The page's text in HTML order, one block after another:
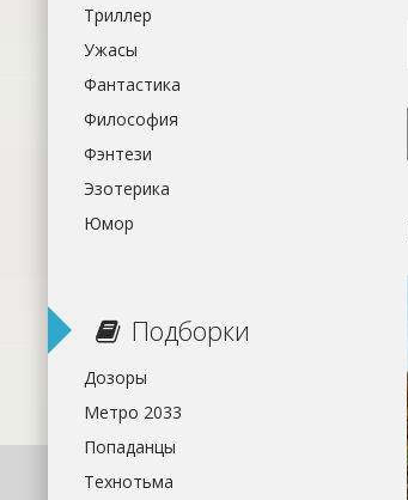
Триллер
Ужасы
Фантастика
Философия
Фэнтези
Эзотерика
Юмор
Подборки
Дозоры
Метро 2033
Попаданцы
Технотьма